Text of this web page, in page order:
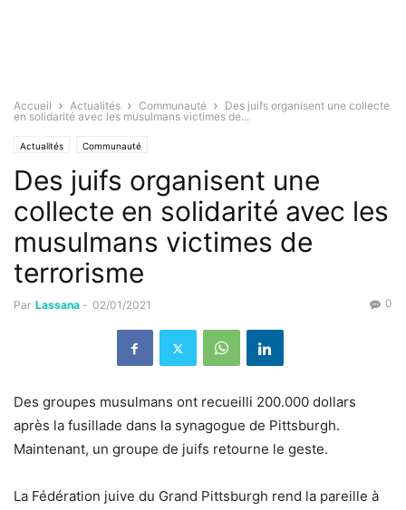
Accueil Actualités Communauté
Des juifs organisent une collecte
en solidarité avec les musulmans victimes de...
Actualités Communauté
Des juifs organisent une
collecte en solidarité avec les
musulmans victimes de
terrorisme
Par Lassana - 02/01/2021 0
Des groupes musulmans ont recueilli 200.000 dollars
après la fusillade dans la synagogue de Pittsburgh.
Maintenant, un groupe de juifs retourne le geste.
La Fédération juive du Grand Pittsburgh rend la pareille à